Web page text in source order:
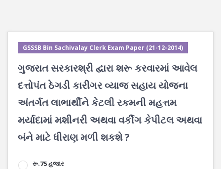
GSSSB Bin Sachivalay Clerk Exam Paper (21-12-2014)
ગુજરાત સરકારશ્રી દ્વારા શરૂ કરવારમાં આવેલ
દત્તોપંત ઠેગડી કારીગર વ્યાજ સહાય યોજના
અંતર્ગત લાભાર્થીને કેટલી રકમની મહત્તમ
મર્યાદામાં મશીનરી અથવા વર્કીંગ કેપીટલ અથવા
બંને માટે ધીરાણ મળી શકશે ?
રૂ.75 હજાર